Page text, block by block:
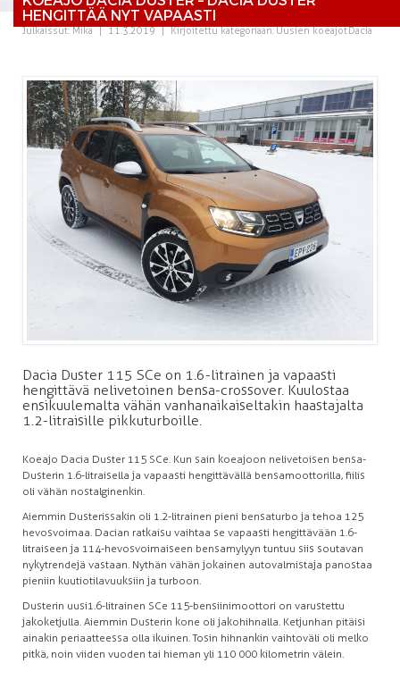
HENGITTÄÄ NYT VAPAASTI
Julkaissut:Mika | 11.3.2019 | Kirjoitettu kategoriaan:Uusien koeajotDacia
Dacia Duster 115 SCe on 1.6-litrainen ja vapaasti
hengittävä nelivetoinen bensa-crossover. Kuulostaa
ensikuulemalta vähän vanhanaikaiseltakin haastajalta
1.2-litraisille pikkuturboille.
Koeajo Dacia Duster 115 SCe. Kun sain koeajoon nelivetoisen bensa-
Dusterin 1.6-litraisella ja vapaasti hengittävällä bensamoottorilla, fiilis
oli vähän nostalginenkin.
Aiemmin Dusterissakin oli 1.2-litrainen pieni bensaturbo ja tehoa 125
hevosvoimaa. Dacian ratkaisu vaihtaa se vapaasti hengittävään 1.6-
litraiseen ja 114-hevosvoimaiseen bensamylyyn tuntuu siis soutavan
nykytrendejä vastaan. Nythän vähän jokainen autovalmistaja panostaa
pieniin kuutiotilavuuksiin ja turboon.
Dusterin uusi 1.6-litrainen SCe 115 -bensiinimoottori on varustettu
jakoketjulla. Aiemmin Dusterin kone oli jakohihnalla. Ketjunhan pitäisi
ainakin periaatteessa olla ikuinen. Tosin hihnankin vaihtoväli oli melko
pitkä, noin viiden vuoden tai hieman yli 110 000 kilometrin välein.